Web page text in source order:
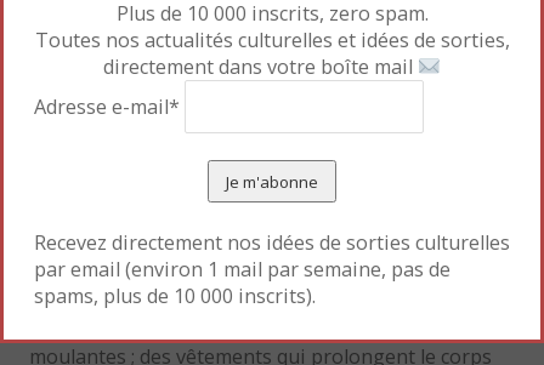
Vidéos et mannequins se succèdent dans une
rarement colorée. J’en ai retenu une accumulation
de superpositions ente habits vintage et
moulantes ; des vêtements qui prolongent le corps
Plus de 10 000 inscrits, zero spam.
Toutes nos actualités culturelles et idées de sorties,
directement dans votre boîte mail
Adresse e-mail*
Recevez directement nos idées de sorties culturelles
par email (environ 1 mail par semaine, pas de
spams, plus de 10 000 inscrits).